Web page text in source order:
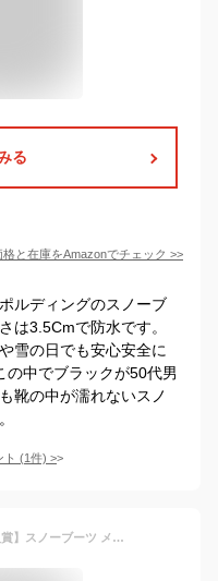
る
格と在庫をAmazonでチェック >>
ルディングのスノーブ
は3.5Cmで防水です。
雪の日でも安心安全に
の中でブラックが50代男
靴の中が濡れないスノ
(1件) >
【送料無料！楽天ランキング1位入賞】スノーブーツ メンズ スノーシューズ レディース 長靴 アウトドア 滑らない 防水 おしゃれ ボアブーツ ロング 大きいサイズ ジュニアムートンブーツ ウインターブーツ カジュアル ショートブーツ コンフォート 超耐滑 男女兼用 軽い快適